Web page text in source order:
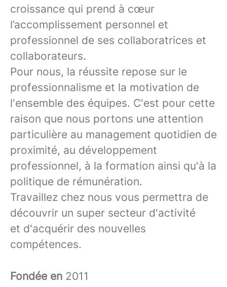
croissance qui prend à cœur
l’accomplissement personnel et
professionnel de ses collaboratrices et
collaborateurs.
Pour nous, la réussite repose sur le
professionnalisme et la motivation de
l'ensemble des équipes. C'est pour cette
raison que nous portons une attention
particulière au management quotidien de
proximité, au développement
professionnel, à la formation ainsi qu'à la
politique de rémunération.
Travaillez chez nous vous permettra de
découvrir un super secteur d'activité
et d'acquérir des nouvelles
compétences.
Fondée en 2011